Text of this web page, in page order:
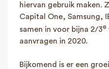
hiervan gebruik maken.
Capital One, Samsung,
samen in voor bijna 2/3e
aanvragen in 2020.
Bijkomend is er een